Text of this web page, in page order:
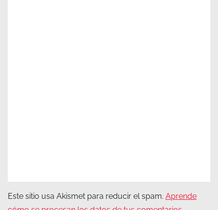
Este sitio usa Akismet para reducir el spam. Aprende